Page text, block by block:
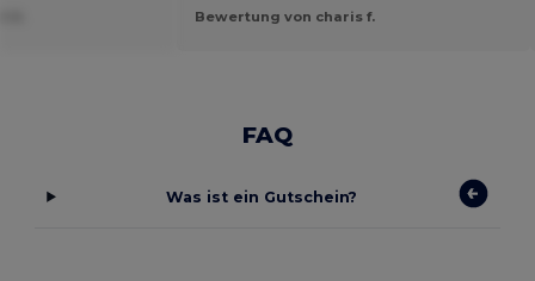
Bewertung von charis f.
FAQ
Was ist ein Gutschein?